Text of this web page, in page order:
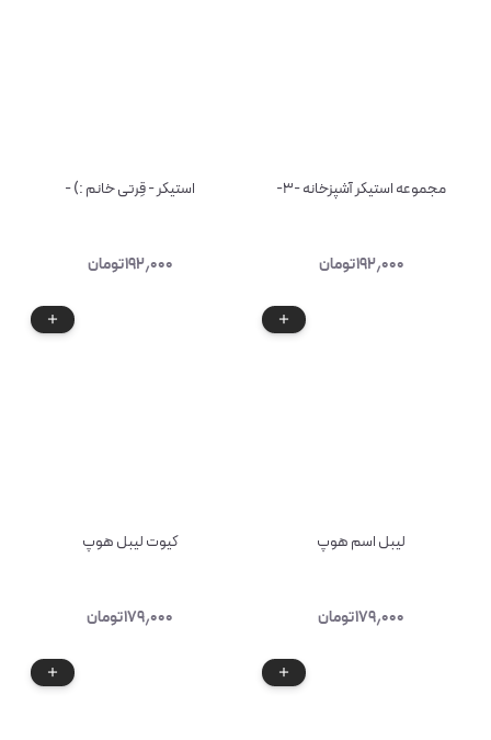
مجموعه استیکر آشپزخانه -۳-
۱۹۲٫۰۰۰تومان
استیکر - قِرتی خانم :) -
۱۹۲٫۰۰۰تومان
لیبل اسم هوپ
۱۷۹٫۰۰۰تومان
کیوت لیبل هوپ
۱۷۹٫۰۰۰تومان